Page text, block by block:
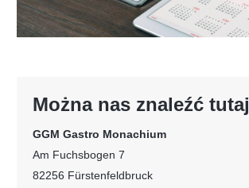
Można nas znaleźć tutaj
GGM Gastro Monachium
Am Fuchsbogen 7
82256 Fürstenfeldbruck